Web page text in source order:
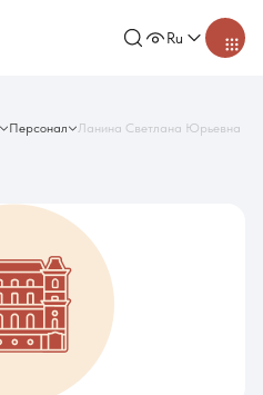
Ru
Персонал Ланина Светлана Юрьевна